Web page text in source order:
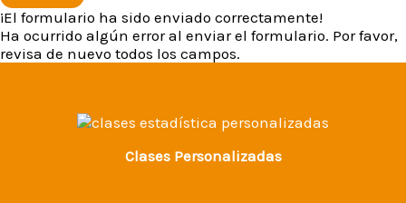
¡El formulario ha sido enviado correctamente!
Ha ocurrido algún error al enviar el formulario. Por favor,
revisa de nuevo todos los campos.
Clases Personalizadas